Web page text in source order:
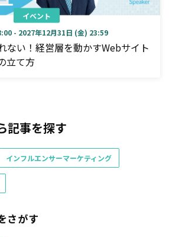
イベント
- 2027年12月31日 (金) 23:59
ない！経営層を動かすWebサイト
立て方
記事を探す
インフルエンサーマーケティング
さがす